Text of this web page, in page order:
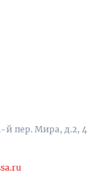
й пер. Мира, д.2, 4